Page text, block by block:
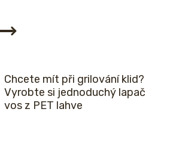
Chcete mít při grilování klid?
Vyrobte si jednoduchý lapač
vos z PET lahve